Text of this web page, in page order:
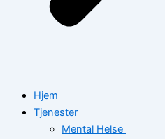
Hjem
Tjenester
Mental Helse